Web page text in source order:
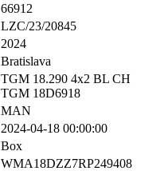
66912
LZC/23/20845
2024
Bratislava
TGM 18.290 4x2 BL CH
TGM 18D6918
MAN
2024-04-18 00:00:00
Box
WMA18DZZ7RP249408